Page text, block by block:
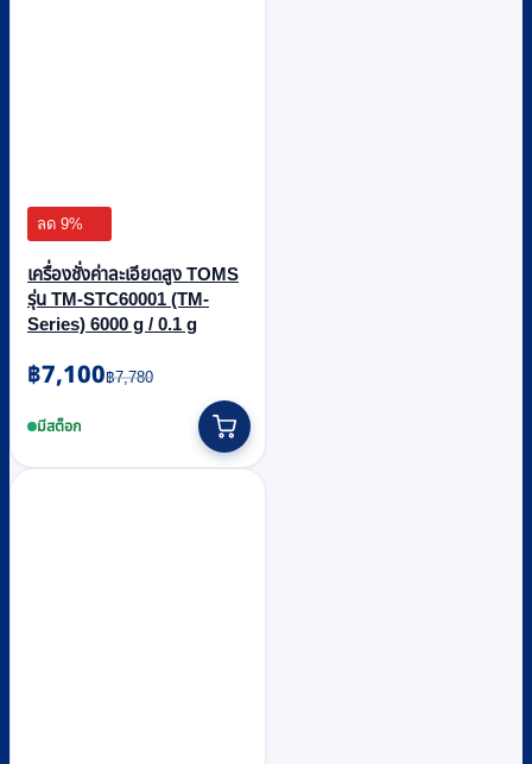
ลด 9%
เครื่องชั่งค่าละเอียดสูง TOMS
รุ่น TM-STC60001 (TM-
Series) 6000 g / 0.1 g
฿7,780
Original
price
was:
฿7,100
Current
price
is:มีสต็อก